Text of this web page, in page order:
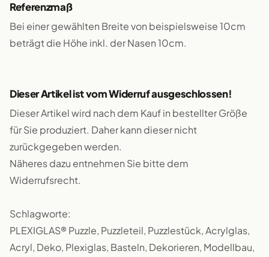
Referenzmaß
Bei einer gewählten Breite von beispielsweise 10cm
beträgt die Höhe inkl. der Nasen 10cm.
Dieser Artikel ist vom Widerruf ausgeschlossen!
Dieser Artikel wird nach dem Kauf in bestellter Größe
für Sie produziert. Daher kann dieser nicht
zurückgegeben werden.
Näheres dazu entnehmen Sie bitte dem
Widerrufsrecht.
Schlagworte:
PLEXIGLAS® Puzzle, Puzzleteil, Puzzlestück, Acrylglas,
Acryl, Deko, Plexiglas, Basteln, Dekorieren, Modellbau,